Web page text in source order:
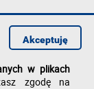
w plikach
zgodę na
Akceptuję